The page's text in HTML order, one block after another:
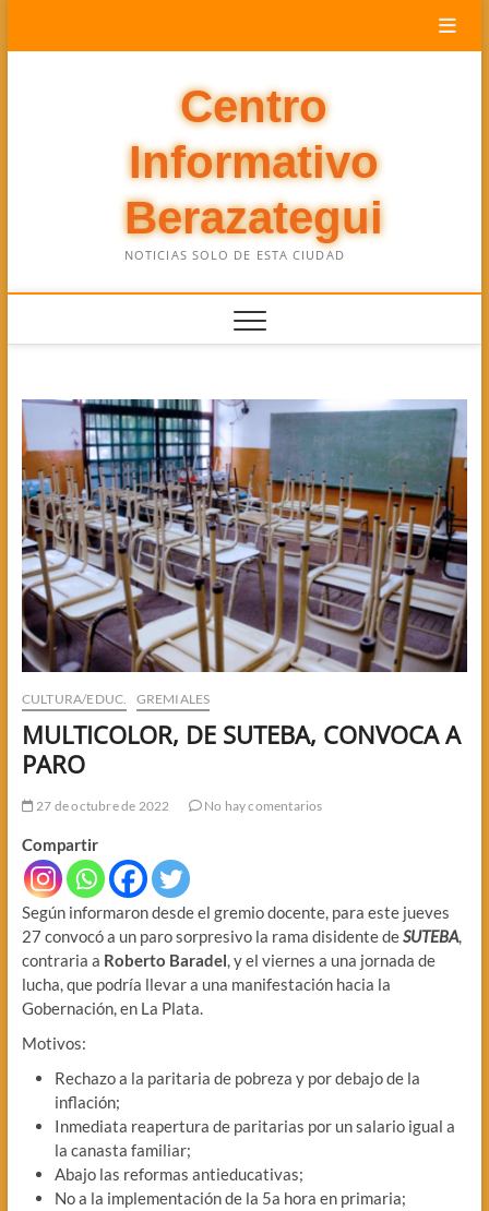
Centro
Informativo
Berazategui
NOTICIAS SOLO DE ESTA CIUDAD
CULTURA/EDUC. GREMIALES
MULTICOLOR, DE SUTEBA, CONVOCA A
PARO
27 de octubre de 2022 No hay comentarios
Compartir
Según informaron desde el gremio docente, para este jueves
27 convocó a un paro sorpresivo la rama disidente deSUTEBA,
contraria a Roberto Baradel, y el viernes a una jornada de
lucha, que podría llevar a una manifestación hacia la
Gobernación, en La Plata.
Motivos:
Rechazo a la paritaria de pobreza y por debajo de la
inflación;
Inmediata reapertura de paritarias por un salario igual a
la canasta familiar;
Abajo las reformas antieducativas;
No a la implementación de la 5a hora en primaria;